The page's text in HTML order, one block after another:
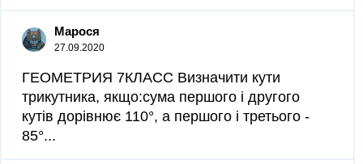
Марося
27.09.2020
ГЕОМЕТРИЯ 7КЛАСС Визначити кути
трикутника, якщо:сума першого і другого
кутів дорівнює 110°, а першого і третього -
85°​...